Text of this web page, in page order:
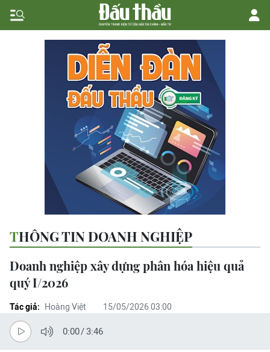
THÔNG TIN DOANH NGHIỆP
Doanh nghiệp xây dựng phân hóa hiệu quả
quý I/2026
Tác giả: Hoàng Việt 15/05/2026 03:00
0:00/3:46